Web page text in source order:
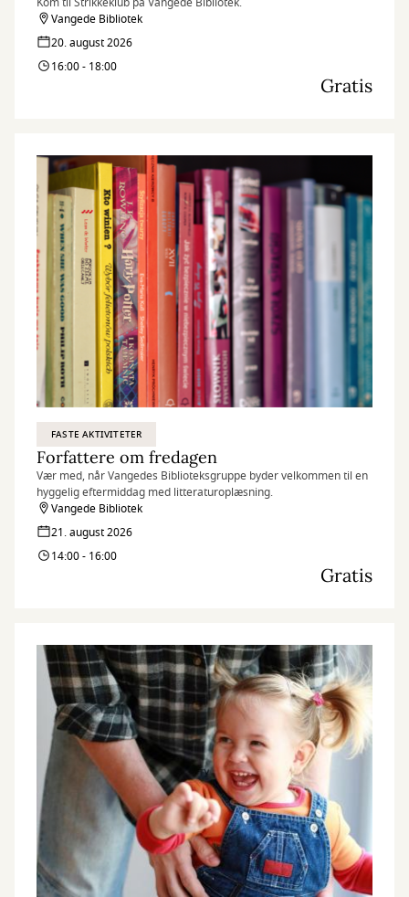
Vangede Bibliotek
20. august 2026
16:00 - 18:00
Gratis
FASTE AKTIVITETER
Forfattere om fredagen
Vær med, når Vangedes Biblioteksgruppe byder velkommen til en
hyggelig eftermiddag med litteraturoplæsning.
Vangede Bibliotek
21. august 2026
14:00 - 16:00
Gratis